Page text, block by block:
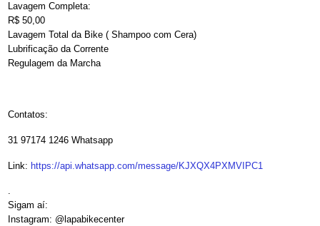
Lavagem Completa:
R$ 50,00
Lavagem Total da Bike ( Shampoo com Cera)
Lubrificação da Corrente
Regulagem da Marcha
Contatos:
31 97174 1246 Whatsapp
Link: https://api.whatsapp.com/message/KJXQX4PXMVIPC1
.
Sigam aí:
Instagram: @lapabikecenter